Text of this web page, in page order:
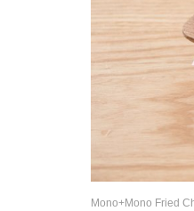
Mono+Mono Fried